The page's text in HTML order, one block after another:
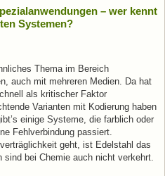
– wer kennt
Systemen?
Thema im Bereich
auch mit mehreren Medien. Da hat
als kritischer Faktor
Varianten mit Kodierung haben
einige Systeme, die farblich oder
Fehlverbindung passiert.
geht, ist Edelstahl das
bei Chemie auch nicht verkehrt.